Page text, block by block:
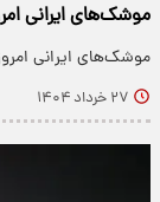
موشک‌های ایرانی
موشک‌های ایرانی
۲۷ خرداد ۱۴۰۴